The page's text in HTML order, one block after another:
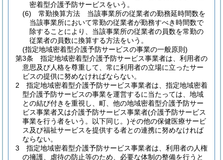
密着型介護予防サービスをいう。
(6)
常勤換算方法 当該事業所の従業者の勤務延時間数を
当該事業所において常勤の従業者が勤務すべき時間数で
除することにより、当該事業所の従業者の員数を常勤の
従業者の員数に換算する方法をいう。
(指定地域密着型介護予防サービスの事業の一般原則)
第3条
指定地域密着型介護予防サービス事業者は、利用者の
意思及び人格を尊重して、常に利用者の立場に立ったサー
ビスの提供に努めなければならない。
2
指定地域密着型介護予防サービス事業者は、指定地域密着
型介護予防サービスの事業を運営するに当たっては、地域
との結び付きを重視し、町、他の地域密着型介護予防サー
ビス事業者又は介護予防サービス事業者(介護予防サービス
事業を行う者をいう。以下同じ。)その他の保健医療サービ
ス及び福祉サービスを提供する者との連携に努めなければ
ならない。
3
指定地域密着型介護予防サービス事業者は、利用者の人権
の擁護、虐待の防止等のため、必要な体制の整備を行うと